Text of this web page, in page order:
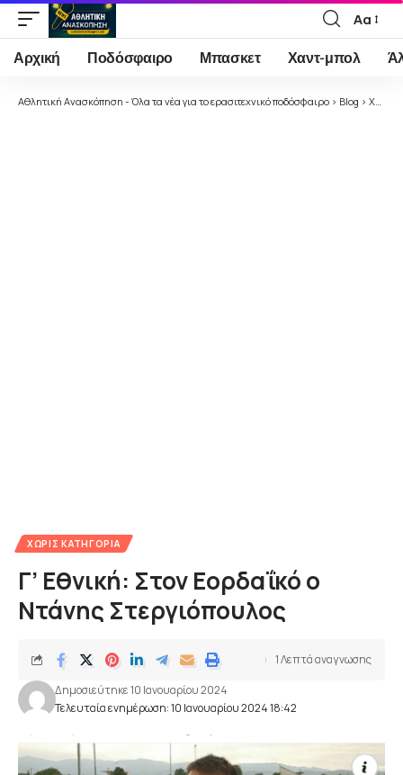
Font
Resizer
Αα
Αρχική Ποδόσφαιρο Μπασκετ Χαντ-μπολ
Αθλητική Ανασκόπηση - Όλα τα νέα για το ερασιτεχνικό ποδόσφαιρο > Blog > Χωρίς κατηγορία
ΧΩΡΊΣ ΚΑΤΗΓΟΡΊΑ
Γ’ Εθνική: Στον Εορδαΐκό ο
Ντάνης Στεργιόπουλος
Τελευταία ενημέρωση: 10 Ιανουαρίου 2024 18:42
Δημοσιεύτηκε 10 Ιανουαρίου 2024
1 Λεπτά αναγνωσης